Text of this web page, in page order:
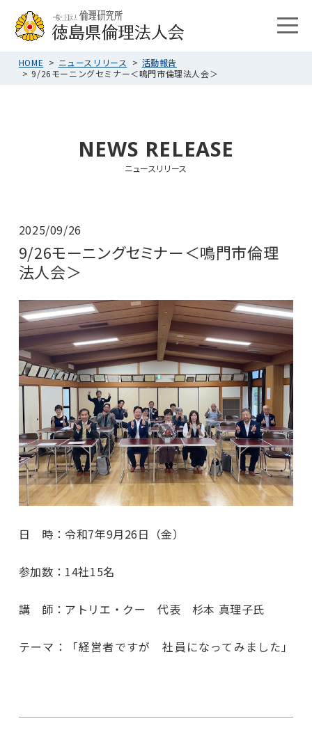
HOME ニュースリリース
活動報告
9/26モーニングセミナー＜鳴門市倫理法人会＞
NEWS RELEASE
ニュースリリース
2025/09/26
9/26モーニングセミナー＜鳴門市倫理
法人会＞
日 時：令和7年9月26日（金）
参加数：14社15名
講 師：アトリエ・クー 代表 杉本 真理子氏
テーマ：「経営者ですが 社員になってみました」